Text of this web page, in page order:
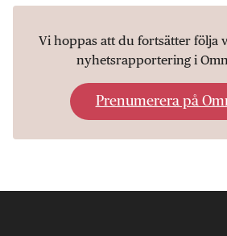
Vi hoppas att du fortsätter följa
nyhetsrapportering i
Prenumerera på